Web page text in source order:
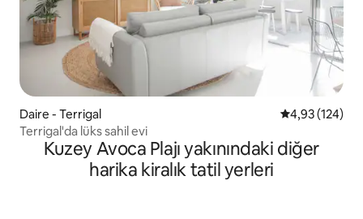
Daire - Terrigal 5 üzerinden
4,93 (124)
Terrigal'da lüks sahil evi
Kuzey Avoca Plajı yakınındaki diğer
harika kiralık tatil yerleri